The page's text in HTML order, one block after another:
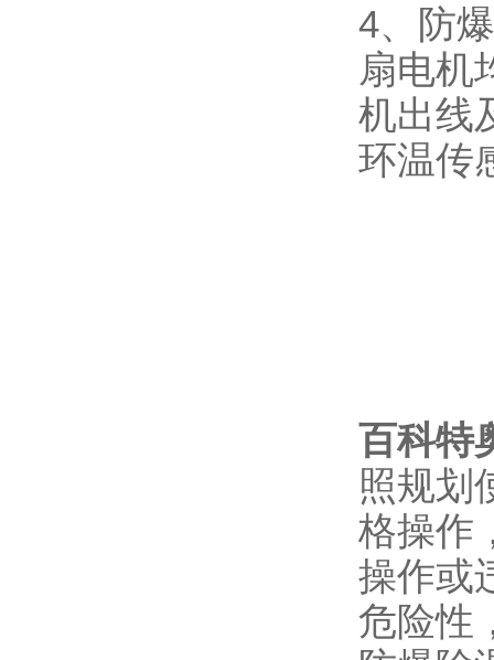
4、防
扇电机
机出线
环温传
百科特
照规划
格操作
操作或
危险性